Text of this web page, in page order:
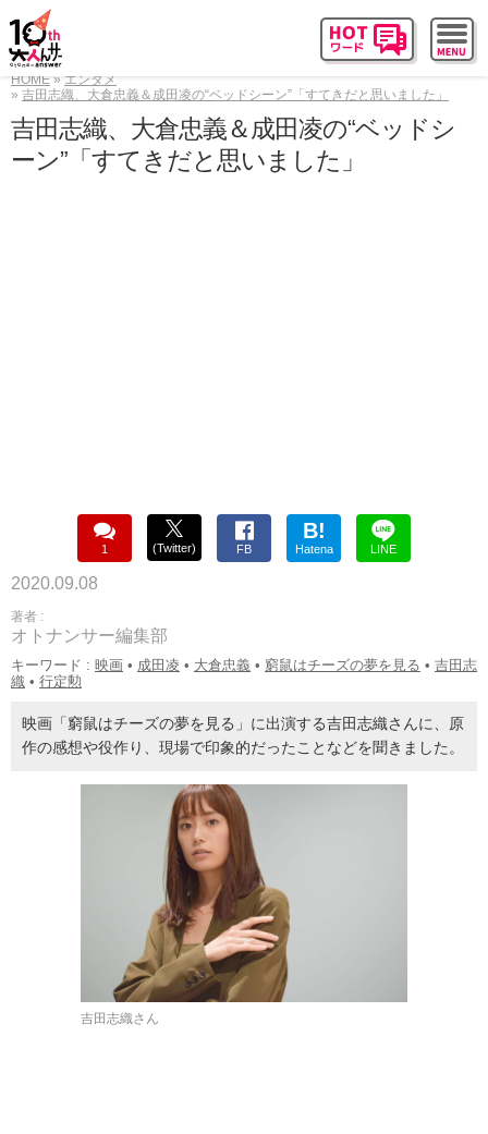
HOME
エンタメ
吉田志織、大倉忠義＆成田凌の“ベッドシーン”「すてきだと思いました」
吉田志織、大倉忠義＆成田凌の“ベッドシ
ーン”「すてきだと思いました」
1 (Twitter) FB
B!
Hatena LINE
2020.09.08
著者 :
オトナンサー編集部
キーワード : 映画 • 成田凌 • 大倉忠義 • 窮鼠はチーズの夢を見る • 吉田志
織 • 行定勲
映画「窮鼠はチーズの夢を見る」に出演する吉田志織さんに、原
作の感想や役作り、現場で印象的だったことなどを聞きました。
吉田志織さん